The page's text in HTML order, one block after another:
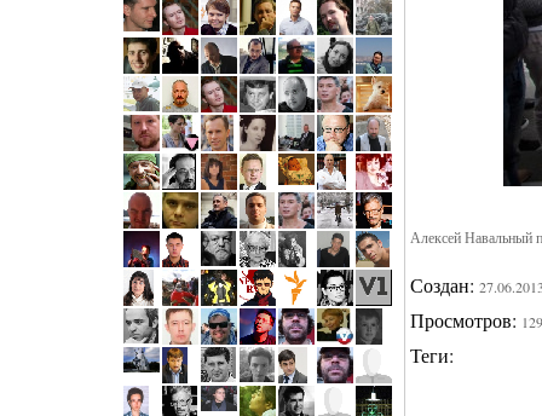
Алексей Навальный
Создан:
Просмотров:
Теги: